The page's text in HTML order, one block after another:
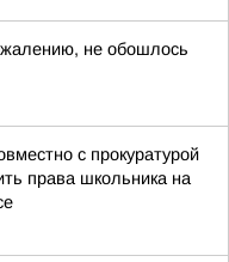
не обошлось
с прокуратурой
права школьника на